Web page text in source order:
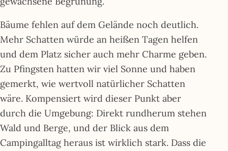
Bäume fehlen auf dem Gelände noch deutlich.
Mehr Schatten würde an heißen Tagen helfen
und dem Platz sicher auch mehr Charme geben.
Zu Pfingsten hatten wir viel Sonne und haben
gemerkt, wie wertvoll natürlicher Schatten
wäre. Kompensiert wird dieser Punkt aber
durch die Umgebung: Direkt rundherum stehen
Wald und Berge, und der Blick aus dem
Campingalltag heraus ist wirklich stark. Dass die